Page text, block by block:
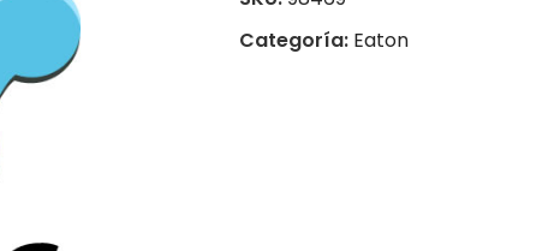
Categoría: Eaton